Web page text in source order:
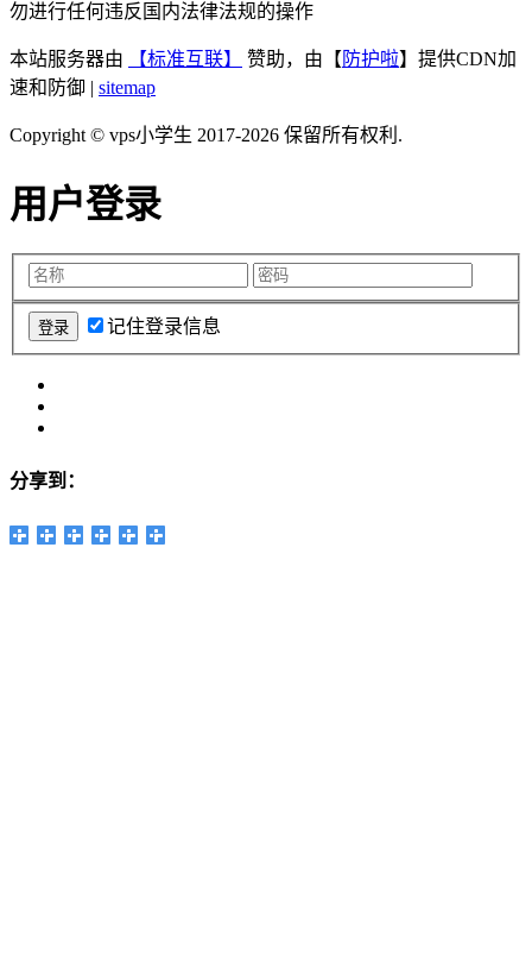
勿进行任何违反国内法律法规的操作
本站服务器由 【标准互联】 赞助，由【 防护啦】提供CDN加
速和防御 | sitemap
Copyright © vps小学生 2017-2026 保留所有权利.
用户登录
记住登录信息
分享到：